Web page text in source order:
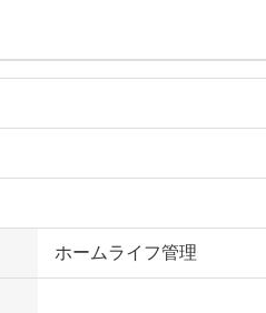
ホームライフ管理